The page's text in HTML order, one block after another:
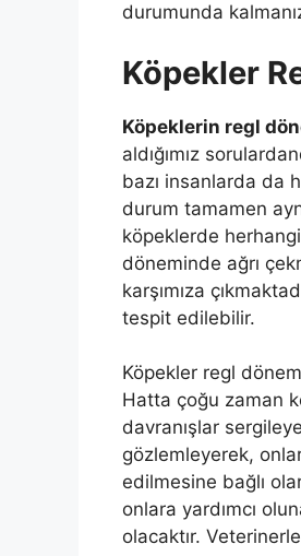
durumunda
Köpekler
Köpeklerin regl
aldığımız
bazı insanlarda da
durum tamamen
köpeklerde
döneminde ağrı
karşımıza
tespit edilebilir.
Köpekler regl
Hatta çoğu zaman
davranışlar
gözlemleyerek,
edilmesine bağlı
onlara yardımcı
olacaktır.